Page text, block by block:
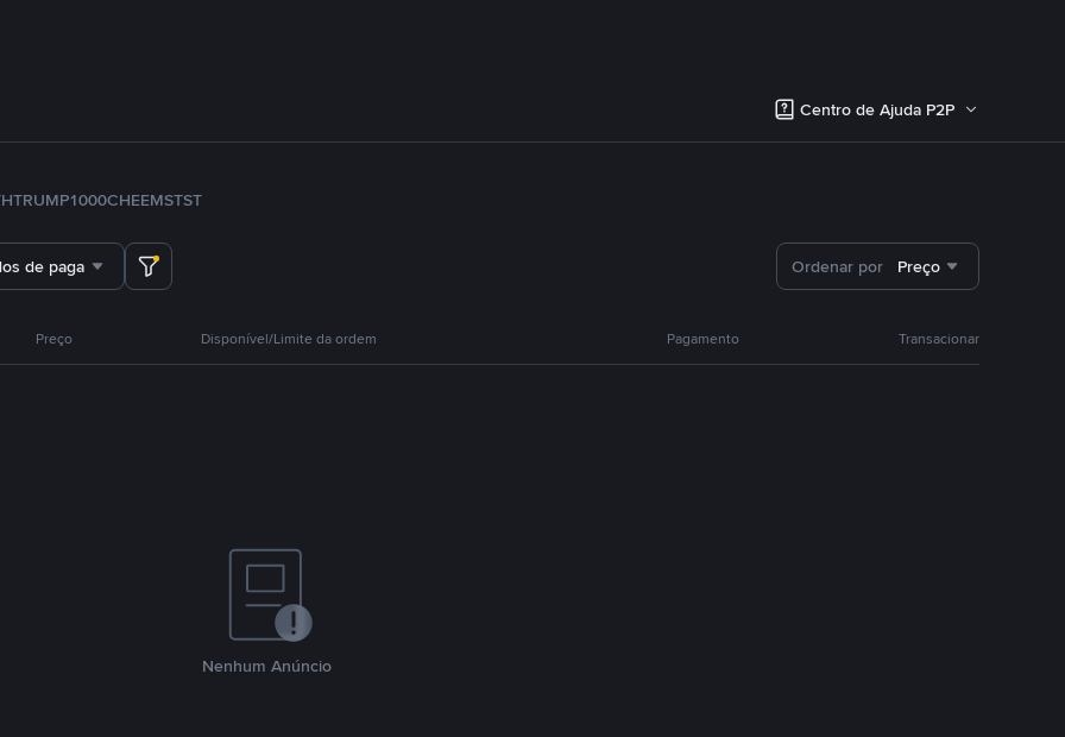
Centro de Ajuda P2P
TRUMP1000CHEEMSTST
de pagamento Ordenar por Preço
Preço Disponível/Limite da ordem Pagamento Transacionar
Nenhum Anúncio